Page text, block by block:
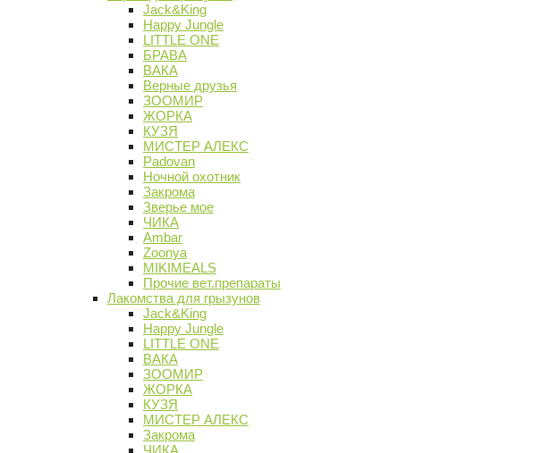
Jack&King
Happy Jungle
LITTLE ONE
БРАВА
ВАКА
Верные друзья
ЗООМИР
ЖОРКА
КУЗЯ
МИСТЕР АЛЕКС
Padovan
Ночной охотник
Закрома
Зверье мое
ЧИКА
Ambar
Zoonya
MIKIMEALS
Прочие вет.препараты
Лакомства для грызунов
Jack&King
Happy Jungle
LITTLE ONE
ВАКА
ЗООМИР
ЖОРКА
КУЗЯ
МИСТЕР АЛЕКС
Закрома
ЧИКА